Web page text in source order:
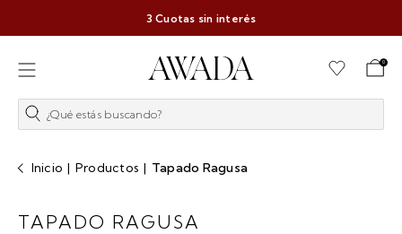
3 Cuotas sin interés
0
¿Qué estás buscando?
Inicio | Productos | Tapado Ragusa
TAPADO RAGUSA